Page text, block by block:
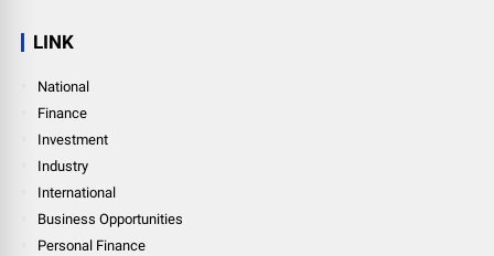
LINK
National
Finance
Investment
Industry
International
Business Opportunities
Personal Finance